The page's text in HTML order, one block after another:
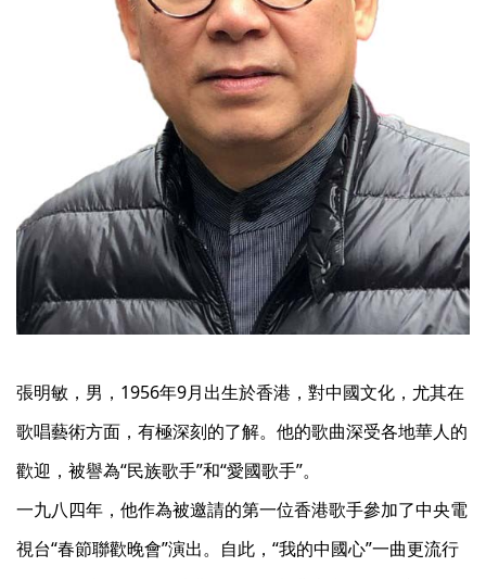
張明敏，男，1956年9月出生於香港，對中國文化，尤其在
歌唱藝術方面，有極深刻的了解。他的歌曲深受各地華人的
歡迎，被譽為“民族歌手”和“愛國歌手”。
一九八四年，他作為被邀請的第一位香港歌手參加了中央電
視台“春節聯歡晚會”演出。自此，“我的中國心”一曲更流行